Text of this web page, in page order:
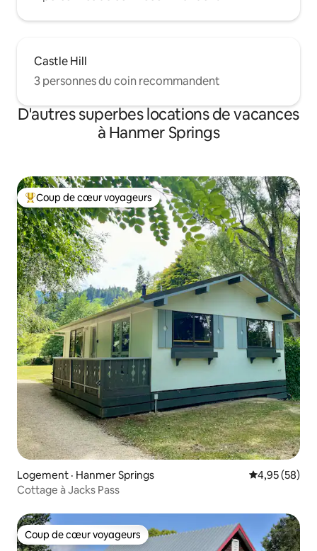
Castle Hill
3 personnes du coin recommandent
D'autres superbes locations de vacances
à Hanmer Springs
Coup de cœur voyageurs parmi les plus aimés
Coup de cœur voyageurs
Logement · Hanmer Springs Note
4,95 (58)
Cottage à Jacks Pass
Coup de cœur voyageurs
Coup de cœur voyageurs